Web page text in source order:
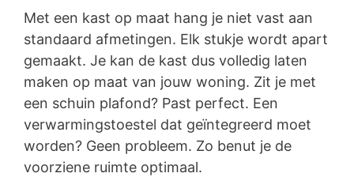
Met een kast op maat hang je niet vast aan
standaard afmetingen. Elk stukje wordt apart
gemaakt. Je kan de kast dus volledig laten
maken op maat van jouw woning. Zit je met
een schuin plafond? Past perfect. Een
verwarmingstoestel dat geïntegreerd moet
worden? Geen probleem. Zo benut je de
voorziene ruimte optimaal.